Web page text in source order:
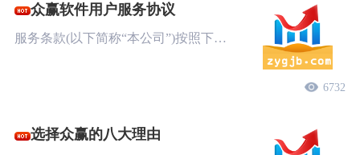
众赢软件用户服务协议
服务条款(以下简称“本公司”)按照下…
6732
选择众赢的八大理由